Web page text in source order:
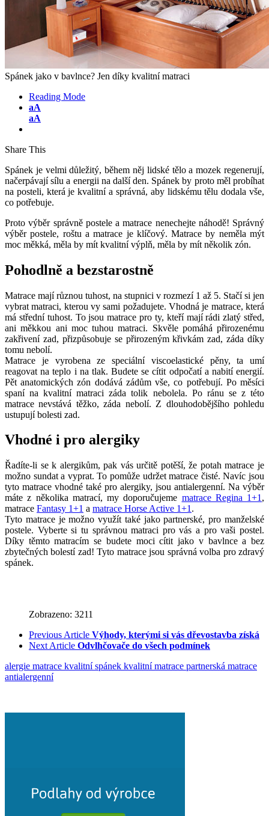
Spánek jako v bavlnce? Jen díky kvalitní matraci
Reading Mode
aA
aA
Share This
Spánek je velmi důležitý, během něj lidské tělo a mozek regenerují,
načerpávají sílu a energii na další den. Spánek by proto měl probíhat
na posteli, která je kvalitní a správná, aby lidskému tělu dodala vše,
co potřebuje.
Proto výběr správně postele a matrace nenechejte náhodě! Správný
výběr postele, roštu a matrace je klíčový. Matrace by neměla mýt
moc měkká, měla by mít kvalitní výplň, měla by mít několik zón.
Pohodlně a bezstarostně
Matrace mají různou tuhost, na stupnici v rozmezí 1 až 5. Stačí si jen
vybrat matraci, kterou vy sami požadujete. Vhodná je matrace, která
má střední tuhost. To jsou matrace pro ty, kteří mají rádi zlatý střed,
ani měkkou ani moc tuhou matraci. Skvěle pomáhá přirozenému
zakřivení zad, přizpůsobuje se přirozeným křivkám zad, záda díky
tomu nebolí.
Matrace je vyrobena ze speciální viscoelastické pěny, ta umí
reagovat na teplo i na tlak. Budete se cítit odpočatí a nabití energií.
Pět anatomických zón dodává zádům vše, co potřebují. Po měsíci
spaní na kvalitní matraci záda tolik nebolela. Po ránu se z této
matrace nevstává těžko, záda nebolí. Z dlouhodobějšího pohledu
ustupují bolesti zad.
Vhodné i pro alergiky
Řadíte-li se k alergikům, pak vás určitě potěší, že potah matrace je
možno sundat a vyprat. To pomůže udržet matrace čisté. Navíc jsou
tyto matrace vhodné také pro alergiky, jsou antialergenní. Na výběr
máte z několika matrací, my doporučujeme matrace Regina 1+1 ,
matrace Fantasy 1+1 a matrace Horse Active 1+1 .
Tyto matrace je možno využít také jako partnerské, pro manželské
postele. Vyberte si tu správnou matraci pro vás a pro vaši postel.
Díky těmto matracím se budete moci cítit jako v bavlnce a bez
zbytečných bolestí zad! Tyto matrace jsou správná volba pro zdravý
spánek.
Zobrazeno: 3211
Previous Article Výhody, kterými si vás dřevostavba získá
Next Article Odvlhčovače do všech podmínek
alergie matrace kvalitní spánek kvalitní matrace partnerská matrace
antialergenní